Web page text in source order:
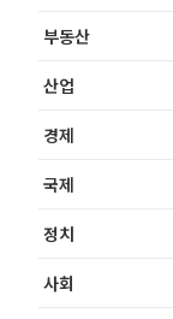
부동산
산업
경제
국제
정치
사회